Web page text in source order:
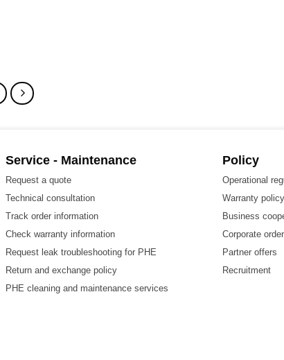
Service - Maintenance
Request a quote
Technical consultation
Track order information
Check warranty information
Request leak troubleshooting for PHE
Return and exchange policy
PHE cleaning and maintenance services
Policy
Operational
Warranty policy
Business
Corporate
Partner offers
Recruitment